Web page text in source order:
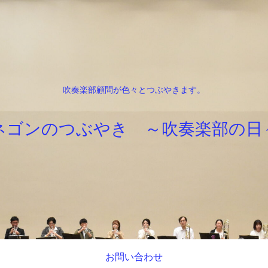
吹奏楽部顧問が色々とつぶやきます。
ゴンのつぶやき ～吹奏楽部の日
お問い合わせ